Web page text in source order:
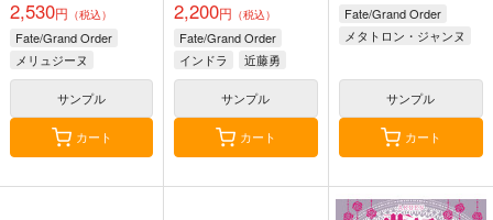
2,530円 （税込）
Fate/Grand Order
メリュジーヌ
サンプル
カート
2,200円 （税込）
Fate/Grand Order
インドラ
近藤勇
サンプル
カート
Fate/Grand Order
メタトロン・ジャンヌ
サンプル
カート